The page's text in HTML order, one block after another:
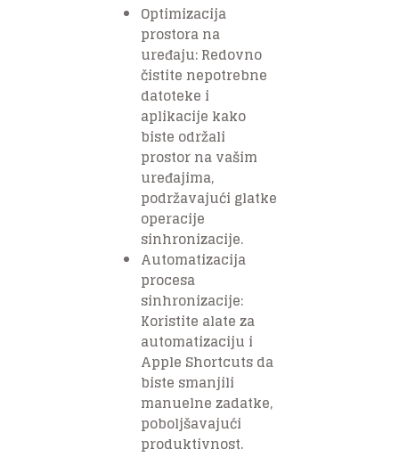
Optimizacija
prostora na
uređaju: Redovno
čistite nepotrebne
datoteke i
aplikacije kako
biste održali
prostor na vašim
uređajima,
podržavajući glatke
operacije
sinhronizacije.
Automatizacija
procesa
sinhronizacije:
Koristite alate za
automatizaciju i
Apple Shortcuts da
biste smanjili
manuelne zadatke,
poboljšavajući
produktivnost.